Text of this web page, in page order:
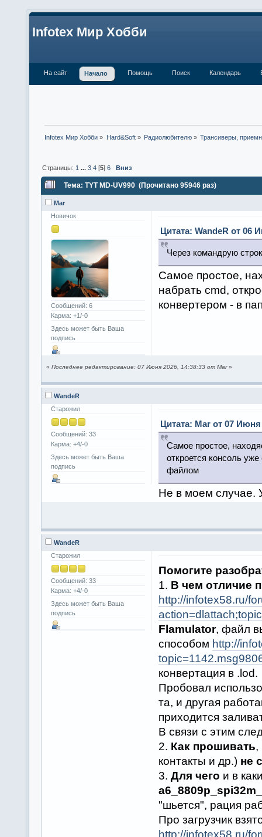
Infotex Мир Хобби
На сайт Начало Помощь Поиск Календарь
Infotex Мир Хобби » Hard&Soft» Радиолюбителю» Трансиверы,
Страницы: 1 ...3 4 [5]6 Вниз
Тема: TYT MD-UV990 (Прочитано 95946 раз)
Mar
Новичок
Сообщений: 6
Карма: +1/-0
Здесь может быть Ваша
подпись
Цитата: WandeR от 06
Через командрую
Самое простое,
набрать cmd,
конвертером - в
« Последнее редактирование: 07 Июня 2026, 14:38:33 от Mar»
WandeR
Старожил
Сообщений: 33
Карма: +4/-0
Здесь может быть Ваша
подпись
Цитата: Mar от 07 Июня
Самое простое,
откроется консоль
файлом
Не в моем случае.
WandeR
Старожил
Сообщений: 33
Карма: +4/-0
Здесь может быть Ваша
подпись
Помогите
1. В чем отличие
http://infotex58.ru/
Flamulator, файл
способом http://
конвертация в .lod.
Пробовал
та, и другая
приходится
В связи с этим
2. Как прошивать,
контакты и др.) не
3. Для чего и в
"шьется", рация
Про загрузчик